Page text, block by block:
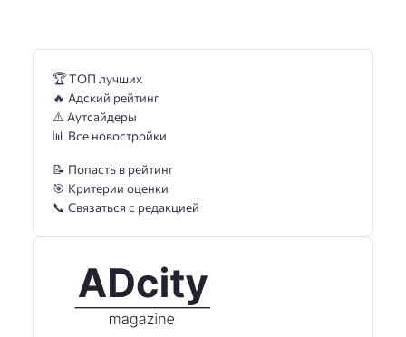
🏆 ТОП лучших
🔥 Адский рейтинг
⚠️ Аутсайдеры
📊 Все новостройки
📝 Попасть в рейтинг
🎯 Критерии оценки
📞 Связаться с редакцией